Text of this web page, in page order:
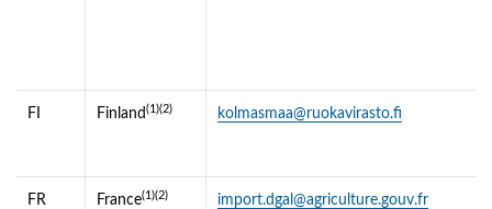
FI Finland (1)(2) kolmasmaa@ruokavirasto.fi
FR France(1)(2) import.dgal@agriculture.gouv.fr